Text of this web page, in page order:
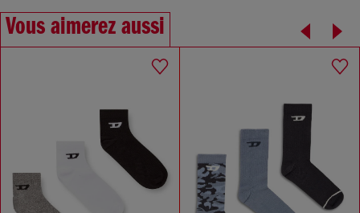
Vous aimerez aussi